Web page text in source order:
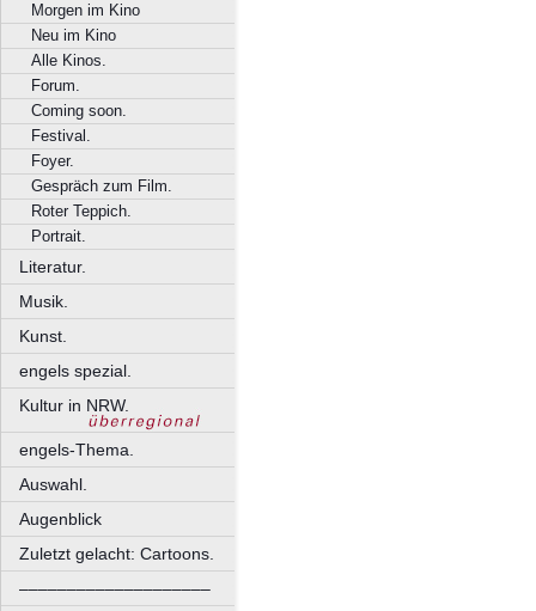
Morgen im Kino
Neu im Kino
Alle Kinos.
Forum.
Coming soon.
Festival.
Foyer.
Gespräch zum Film.
Roter Teppich.
Portrait.
Literatur.
Musik.
Kunst.
engels spezial.
Kultur in NRW.
engels-Thema.
Auswahl.
Augenblick
Zuletzt gelacht: Cartoons.
––––––––––––––––––––